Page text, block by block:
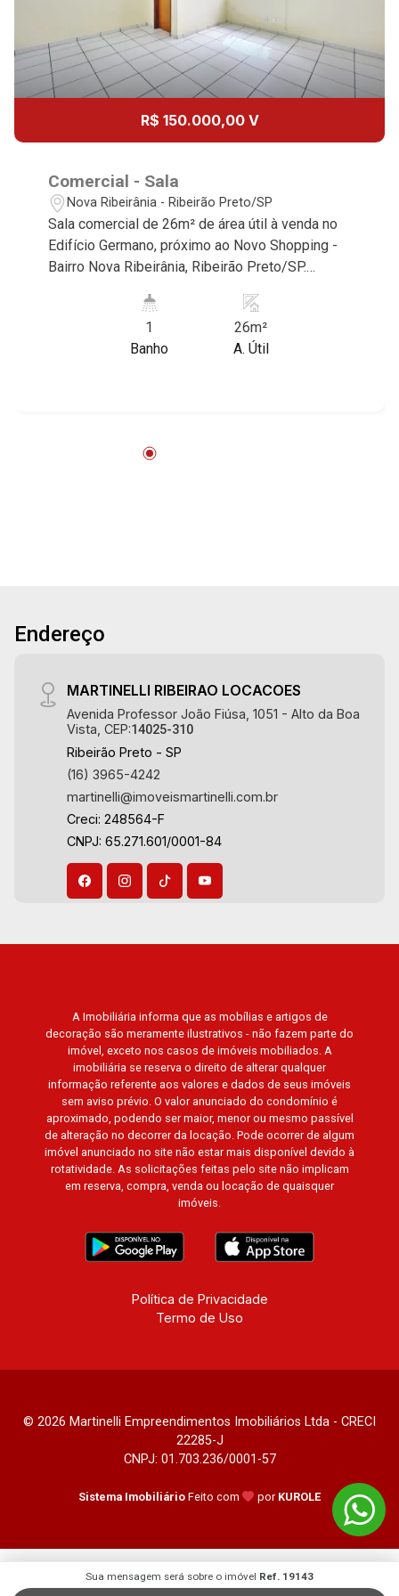
11
Aug/Tue
12
13
Aug/Thu
14
15
20
21
11:00
12:00
13:00
14:00
16:00
18:00
R$ 150.000,00 V
Comercial - Sala
Nova Ribeirânia - Ribeirão Preto/SP
Sala comercial de 26m² de área útil à venda no
Edifício Germano, próximo ao Novo Shopping -
Bairro Nova Ribeirânia, Ribeirão Preto/SP.
Martinelli Imobiliária selecionou para você: -
26m² de área útil - W.C privativo - Condomínio
com recepção - Copa - W.C - Elevador Martinelli
1
Banho
26m²
A. Útil
Sua mensagem será sobre o imóvel Ref. 19143
Endereço
MARTINELLI RIBEIRAO LOCACOES
Avenida Professor João Fiúsa, 1051 - Alto da Boa
Vista, CEP:14025-310
Ribeirão Preto - SP
(16) 3965-4242
martinelli@imoveismartinelli.com.br
Creci: 248564-F
CNPJ: 65.271.601/0001-84
A Imobiliária informa que as mobílias e artigos de
decoração são meramente ilustrativos - não fazem parte do
imóvel, exceto nos casos de imóveis mobiliados. A
imobiliária se reserva o direito de alterar qualquer
informação referente aos valores e dados de seus imóveis
sem aviso prévio. O valor anunciado do condomínio é
aproximado, podendo ser maior, menor ou mesmo passível
de alteração no decorrer da locação. Pode ocorrer de algum
imóvel anunciado no site não estar mais disponível devido à
rotatividade. As solicitações feitas pelo site não implicam
em reserva, compra, venda ou locação de quaisquer
imóveis.
Política de Privacidade
Termo de Uso
© 2026 Martinelli Empreendimentos Imobiliários Ltda - CRECI
22285-J
CNPJ: 01.703.236/0001-57
Sistema Imobiliário Feito com por KUROLE